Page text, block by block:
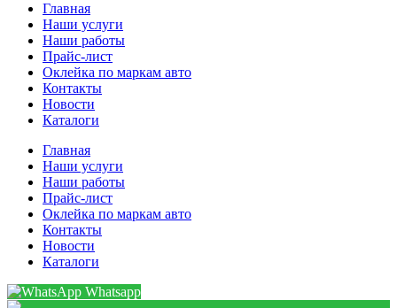
Главная
Наши услуги
Наши работы
Прайс-лист
Оклейка по маркам авто
Контакты
Новости
Каталоги
Главная
Наши услуги
Наши работы
Прайс-лист
Оклейка по маркам авто
Контакты
Новости
Каталоги
Whatsapp